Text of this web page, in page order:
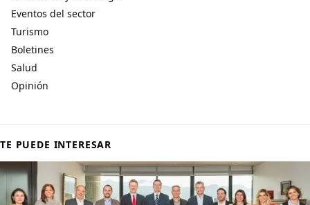
Eventos del sector
Turismo
Boletines
Salud
Opinión
TE PUEDE INTERESAR